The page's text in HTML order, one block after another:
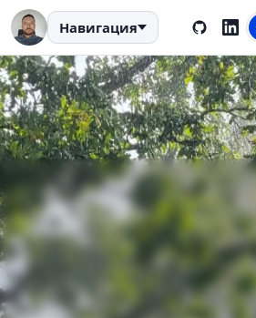
Навигация